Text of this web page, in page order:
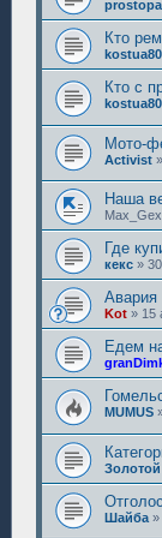
Кто
Кто с
Мото-
Activist »
Наша
Max_Gex
Где
кекс »
Авария
Kot » 15
Едем
MUMUS
Золотой
Шайба »